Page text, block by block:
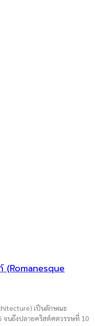
(Romanesque
เป็นลักษณะ
จนถึงปลายคริสต์ศตวรรษที่ 10